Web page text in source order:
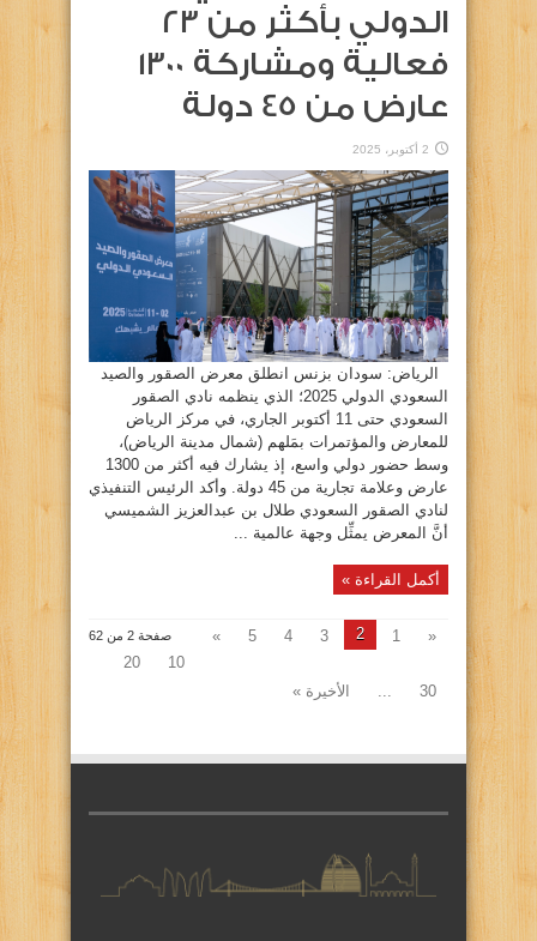
الدولي بأكثر من 23
فعالية ومشاركة 1300
عارض من 45 دولة
2 أكتوبر، 2025
الرياض: سودان بزنس انطلق معرض الصقور والصيد
السعودي الدولي 2025؛ الذي ينظمه نادي الصقور
السعودي حتى 11 أكتوبر الجاري، في مركز الرياض
للمعارض والمؤتمرات بمَلهم (شمال مدينة الرياض)،
وسط حضور دولي واسع، إذ يشارك فيه أكثر من 1300
عارض وعلامة تجارية من 45 دولة. وأكد الرئيس التنفيذي
لنادي الصقور السعودي طلال بن عبدالعزيز الشميسي
أنَّ المعرض يمثِّل وجهة عالمية ...
أكمل القراءة »
صفحة 2 من 62 «
1
2
3
4
5
»
10
20
30
... الأخيرة »